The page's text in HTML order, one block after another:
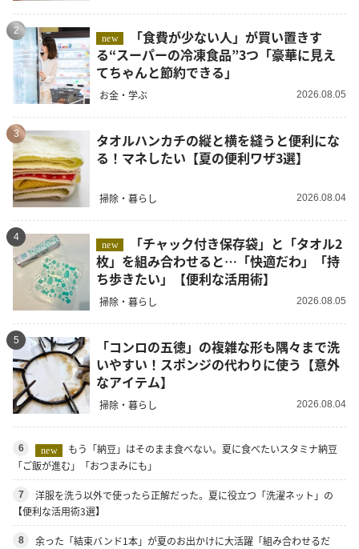
2
new
る“スーパーの冷凍食品”3つ「豪華に見え
てちゃんと節約できる」
お金・学ぶ 2026.08.05
3
タオルハンカチの縦と横を縫うと便利にな
る！マネしたい【夏の便利ワザ3選】
掃除・暮らし 2026.08.04
4
new
枚」を組み合わせると…「快適だわ」「持
ち歩きたい」【便利な活用術】
掃除・暮らし 2026.08.05
5
「コンロの五徳」の複雑な形も隅々まで洗
いやすい！スポンジの代わりに使う【意外
なアイテム】
掃除・暮らし 2026.08.04
6 new
もう「納豆」はそのまま食べない。夏に食べたいスタミナ納豆
「ご飯が進む」「おつまみにも」
7
洋服を洗う以外で使ったら正解だった。夏に役立つ「洗濯ネット」の
【便利な活用術3選】
8
余った「結束バンド1本」が夏のお出かけに大活躍「組み合わせるだ